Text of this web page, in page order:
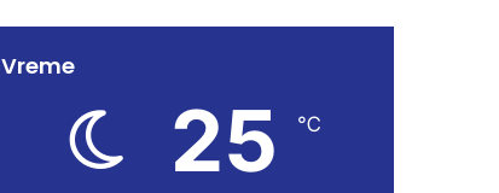
e
o
T
b
e
t
Vreme
25 ℃